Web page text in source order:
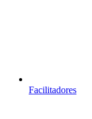
Facilitadores